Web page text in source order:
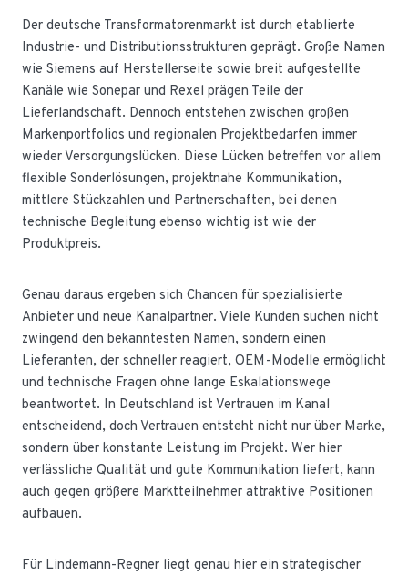
Der deutsche Transformatorenmarkt ist durch etablierte
Industrie- und Distributionsstrukturen geprägt. Große Namen
wie Siemens auf Herstellerseite sowie breit aufgestellte
Kanäle wie Sonepar und Rexel prägen Teile der
Lieferlandschaft. Dennoch entstehen zwischen großen
Markenportfolios und regionalen Projektbedarfen immer
wieder Versorgungslücken. Diese Lücken betreffen vor allem
flexible Sonderlösungen, projektnahe Kommunikation,
mittlere Stückzahlen und Partnerschaften, bei denen
technische Begleitung ebenso wichtig ist wie der
Produktpreis.
Genau daraus ergeben sich Chancen für spezialisierte
Anbieter und neue Kanalpartner. Viele Kunden suchen nicht
zwingend den bekanntesten Namen, sondern einen
Lieferanten, der schneller reagiert, OEM-Modelle ermöglicht
und technische Fragen ohne lange Eskalationswege
beantwortet. In Deutschland ist Vertrauen im Kanal
entscheidend, doch Vertrauen entsteht nicht nur über Marke,
sondern über konstante Leistung im Projekt. Wer hier
verlässliche Qualität und gute Kommunikation liefert, kann
auch gegen größere Marktteilnehmer attraktive Positionen
aufbauen.
Für Lindemann-Regner liegt genau hier ein strategischer